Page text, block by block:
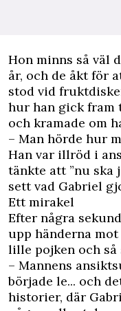
Hon minns så väl
år, och de åkt för
stod vid
hur han gick fram
och kramade om
– Man hörde hur
Han var illröd i
tänkte att ”nu ska
sett vad Gabriel
Ett mirakel
Efter några
upp händerna
lille pojken och så
– Mannens
började le... och
historier, där